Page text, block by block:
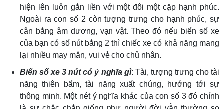
hiện lên luôn gắn liền với một đôi một cặp hạnh phúc.
Ngoài ra con số 2 còn tượng trưng cho hạnh phúc, sự
cân bằng âm dương, vạn vật. Theo đó nếu biển số xe
của bạn có số nút bằng 2 thì chiếc xe có khả năng mang
lại nhiều may mắn, vui vẻ cho chủ nhân.
Biển số xe 3 nút có ý nghĩa gì: Tài, tượng trưng cho tài
năng thiên bẩm, tài năng xuất chúng, hướng tới sự
thông minh. Một nét ý nghĩa khác của con số 3 đó chính